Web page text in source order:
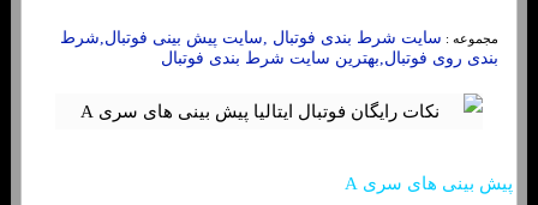
مجموعه : سایت شرط بندی فوتبال ,سایت پیش بینی فوتبال,شرط
بندی روی فوتبال,بهترین سایت شرط بندی فوتبال
پیش بینی های سری A